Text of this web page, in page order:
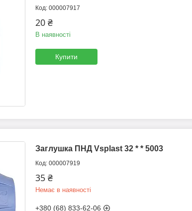
000007917
20 ₴
В наявності
Купити
Заглушка ПНД Vsplast 32 * * 5003
000007919
35 ₴
Немає в наявності
+380 (68) 833-62-06